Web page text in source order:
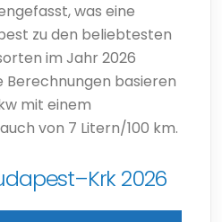
was eine
zu den beliebtesten
im Jahr 2026
Berechnungen basieren
mit einem
von 7 Litern/100 km.
2026